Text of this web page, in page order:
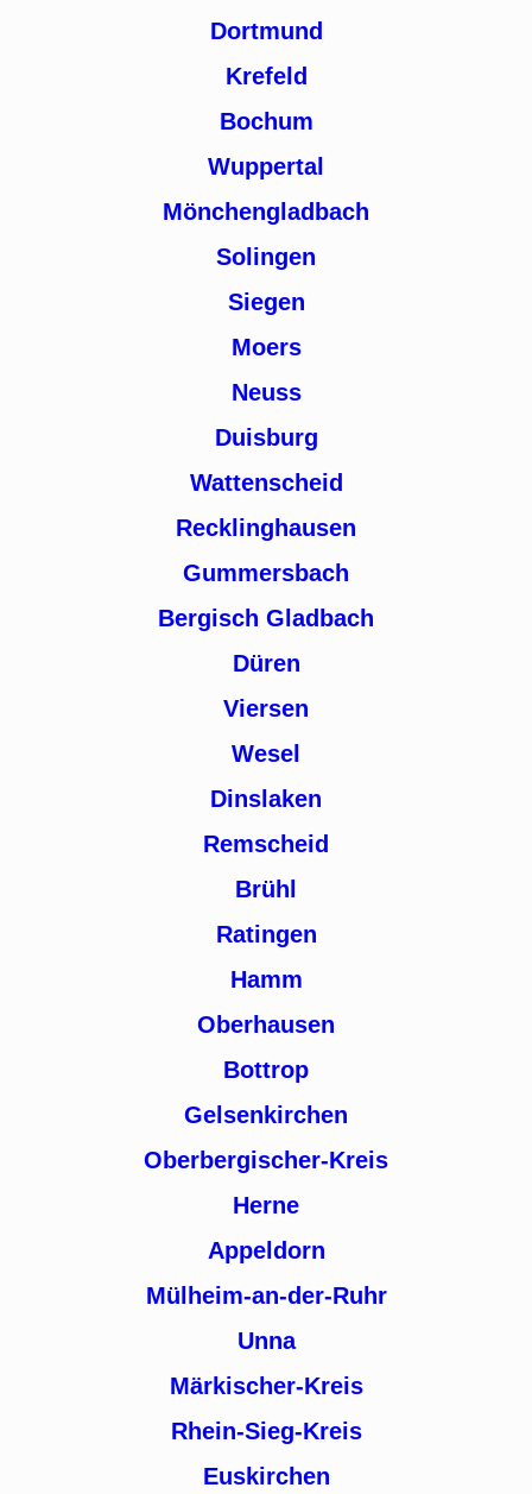
Dortmund
Krefeld
Bochum
Wuppertal
Mönchengladbach
Solingen
Siegen
Moers
Neuss
Duisburg
Wattenscheid
Recklinghausen
Gummersbach
Bergisch Gladbach
Düren
Viersen
Wesel
Dinslaken
Remscheid
Brühl
Ratingen
Hamm
Oberhausen
Bottrop
Gelsenkirchen
Oberbergischer-Kreis
Herne
Appeldorn
Mülheim-an-der-Ruhr
Unna
Märkischer-Kreis
Rhein-Sieg-Kreis
Euskirchen